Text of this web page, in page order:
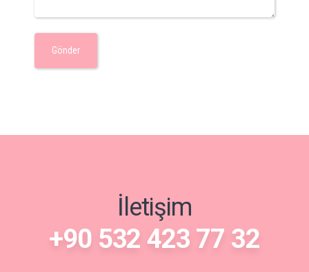
İletişim
+90 532 423 77 32